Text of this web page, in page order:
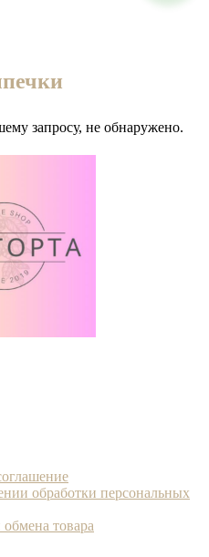
запросу, не обнаружено.
обработки персональных
обмена товара